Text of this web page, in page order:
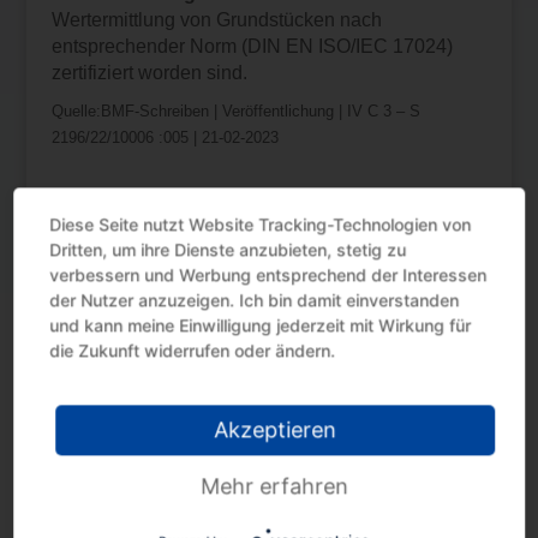
Wertermittlung von Grundstücken nach
entsprechender Norm (DIN EN ISO/IEC 17024)
zertifiziert worden sind.
Quelle:BMF-Schreiben | Veröffentlichung | IV C 3 – S
2196/22/10006 :005 | 21-02-2023
Neueste Beiträge
Bemessungsgrundlage
Sicherungseinbehalt: Umsatzsteuer-Änderung
Diese Seite nutzt Website Tracking-Technologien von
Dritten, um ihre Dienste anzubieten, stetig zu
verbessern und Werbung entsprechend der Interessen
der Nutzer anzuzeigen. Ich bin damit einverstanden
und kann meine Einwilligung jederzeit mit Wirkung für
die Zukunft widerrufen oder ändern.
Akzeptieren
Mehr erfahren